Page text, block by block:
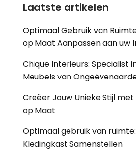
Laatste artikelen
Optimaal Gebruik van
op Maat Aanpassen aan uw
Chique Interieurs: Specialist
Meubels van
Creëer Jouw Unieke Stijl met
op Maat
Optimaal gebruik van
Kledingkast Samenstellen